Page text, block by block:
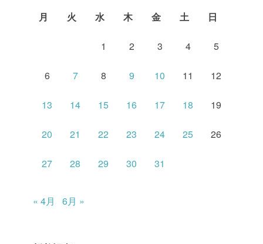
月 火 水 木 金 土 日
1 2 3 4 5
6 7 8 9 10 11 12
13 14 15 16 17 18 19
20 21 22 23 24 25 26
27 28 29 30 31
« 4月 6月 »